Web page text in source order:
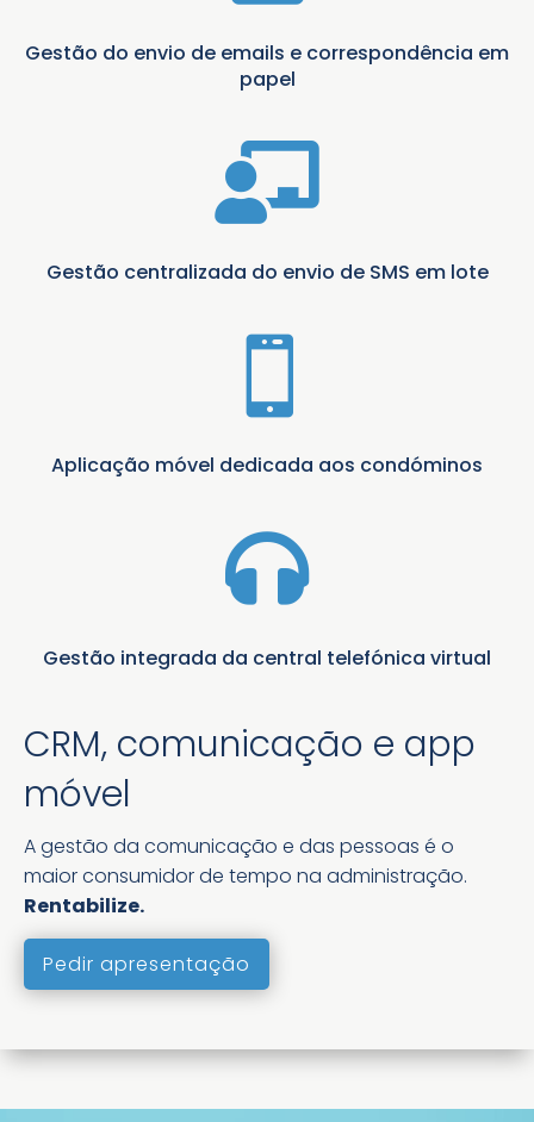
Gestão do envio de emails e correspondência em
papel

Gestão centralizada do envio de SMS em lote

Aplicação móvel dedicada aos condóminos

Gestão integrada da central telefónica virtual
CRM, comunicação e app
móvel
A gestão da comunicação e das pessoas é o
maior consumidor de tempo na administração.
Rentabilize.
Pedir apresentação